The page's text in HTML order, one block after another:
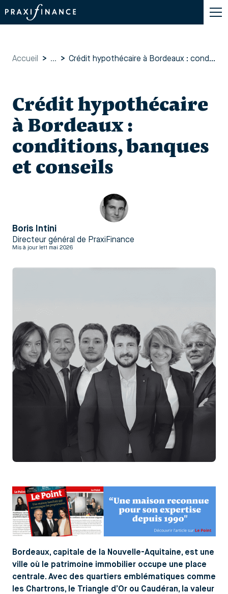
Accueil > ... > Crédit hypothécaire à Bordeaux : conditions, banques et conseils
Crédit hypothécaire
à Bordeaux :
conditions, banques
et conseils
Boris Intini
Directeur général de PraxiFinance
Mis à jour le11 mai 2026
Bordeaux, capitale de la Nouvelle-Aquitaine, est une
ville où le patrimoine immobilier occupe une place
centrale. Avec des quartiers emblématiques comme
les Chartrons, le Triangle d’Or ou Caudéran, la valeur